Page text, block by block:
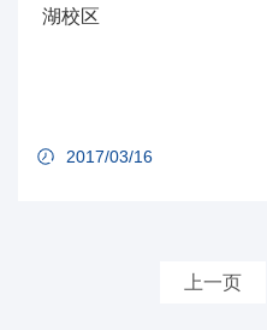
湖校区
2017/03/16
上一页